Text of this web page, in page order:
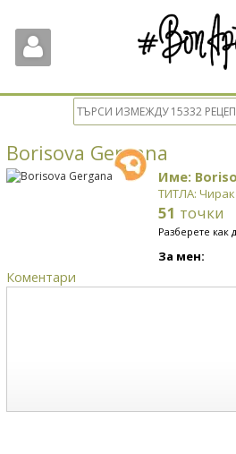
Borisova Gergana
Име:
ТИТЛА: Чирак
51 точки
Разберете как
За мен:
Коментари